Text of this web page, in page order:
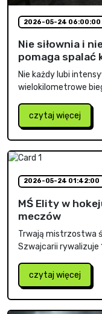
2026-05-24 06:00:00
Nie siłownia i
pomaga spalać
Nie każdy lubi
wielokilometrowe
czytaj więcej
2026-05-24 01:42:00
MŚ Elity w
meczów
Trwają mistrzostwa
Szwajcarii rywalizuje
czytaj więcej